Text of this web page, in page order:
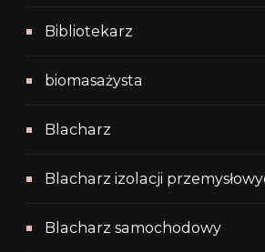
Bibliotekarz
biomasażysta
Blacharz
Blacharz izolacji
Blacharz samochodowy